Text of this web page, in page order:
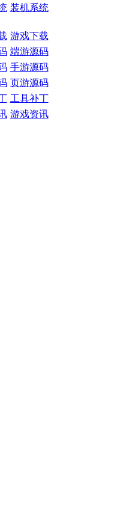
装机系统
游戏下载
端游源码
手游源码
页游源码
工具补丁
游戏资讯